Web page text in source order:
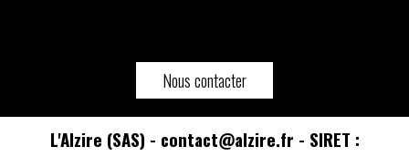
Nous contacter
L'Alzire (SAS) - contact@alzire.fr - SIRET :